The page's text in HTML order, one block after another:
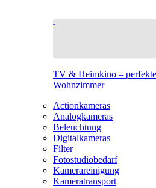
TV & Heimkino –
Wohnzimmer
Actionkameras
Analogkameras
Beleuchtung
Digitalkameras
Filter
Fotostudiobedarf
Kamerareinigung
Kameratransport